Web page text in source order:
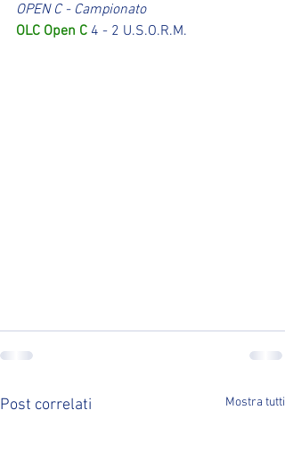
OPEN C - Campionato
OLC Open C 4 - 2 U.S.O.R.M.
Post correlati Mostra tutti